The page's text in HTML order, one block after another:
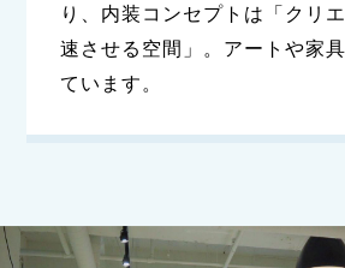
り、 内装コンセプトは「クリ
速させる空間」。 アートや家
ています。